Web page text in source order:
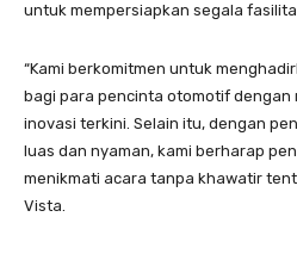
untuk mempersiapkan segala
“Kami berkomitmen untuk
bagi para pencinta otomotif dengan
inovasi terkini. Selain itu, dengan
luas dan nyaman, kami berharap
menikmati acara tanpa khawatir
Vista.